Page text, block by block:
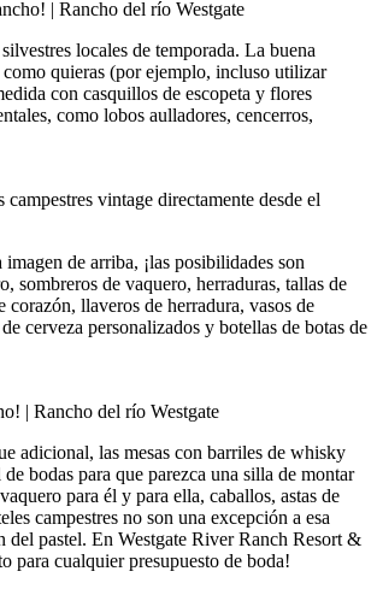
locales de temporada. La buena
quieras (por ejemplo, incluso utilizar
con casquillos de escopeta y flores
como lobos aulladores, cencerros,
de arriba, ¡las posibilidades son
sombreros de vaquero, herraduras, tallas de
llaveros de herradura, vasos de
cerveza personalizados y botellas de botas de
adicional, las mesas con barriles de whisky
bodas para que parezca una silla de montar
para él y para ella, caballos, astas de
campestres no son una excepción a esa
del pastel. En Westgate River Ranch Resort &
para cualquier presupuesto de boda!